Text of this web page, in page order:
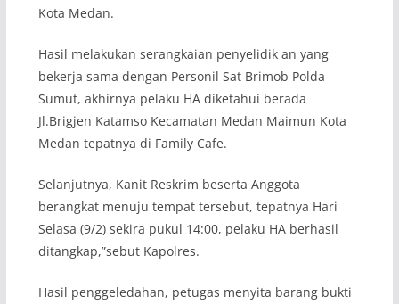
Kota Medan.
Hasil melakukan serangkaian penyelidik an yang
bekerja sama dengan Personil Sat Brimob Polda
Sumut, akhirnya pelaku HA diketahui berada
Jl.Brigjen Katamso Kecamatan Medan Maimun Kota
Medan tepatnya di Family Cafe.
Selanjutnya, Kanit Reskrim beserta Anggota
berangkat menuju tempat tersebut, tepatnya Hari
Selasa (9/2) sekira pukul 14:00, pelaku HA berhasil
ditangkap,”sebut Kapolres.
Hasil penggeledahan, petugas menyita barang bukti